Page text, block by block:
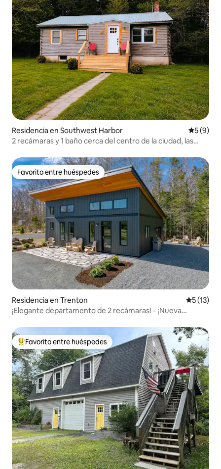
Residencia en Southwest Harbor
5 (9)
2 recámaras y 1 baño cerca del centro de la ciudad, las
Favorito entre huéspedes
Favorito entre huéspedes
Residencia en Trenton
5 (13)
¡Elegante departamento de 2 recámaras! - ¡Nueva
De los mejores en Favorito entre huéspedes
Favorito entre huéspedes